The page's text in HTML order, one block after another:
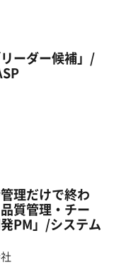
ーダー候補」/
理だけで終わ
質管理・チー
PM」/システム